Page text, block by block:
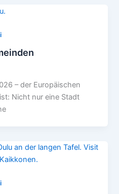
– der Europäischen
Nicht nur eine Stadt